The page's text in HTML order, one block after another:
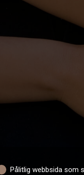
Pålitlig webbsida som